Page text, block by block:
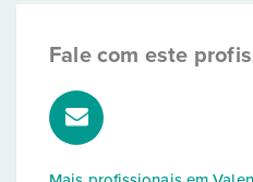
Fale com este